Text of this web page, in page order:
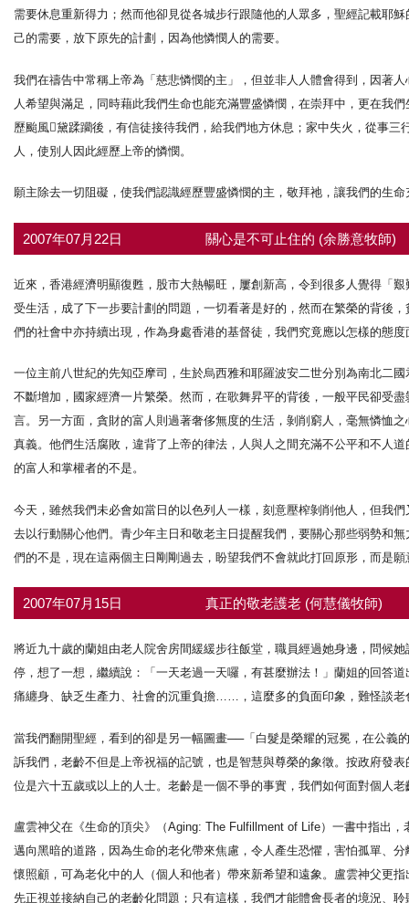
需要休息重新得力；然而他卻見從各城步行跟隨他的人眾多，聖經記載耶
己的需要，放下原先的計劃，因為他憐憫人的需要。
我們在禱告中常稱上帝為「慈悲憐憫的主」，但並非人人體會得到，因著
人希望與滿足，同時藉此我們生命也能充滿豐盛憐憫，在崇拜中，更在我
歷颱風黛蹂躪後，有信徒接待我們，給我們地方休息；家中失火，從事
人，使別人因此經歷上帝的憐憫。
願主除去一切阻礙，使我們認識經歷豐盛憐憫的主，敬拜祂，讓我們的生
2007年07月22日 關心是不可止住的 (余勝意牧師)
近來，香港經濟明顯復甦，股市大熱暢旺，屢創新高，令到很多人覺得「
受生活，成了下一步要計劃的問題，一切看著是好的，然而在繁榮的背後
們的社會中亦持續出現，作為身處香港的基督徒，我們究竟應以怎樣的態度
一位主前八世紀的先知亞摩司，生於烏西雅和耶羅波安二世分別為南北二
不斷增加，國家經濟一片繁榮。然而，在歌舞昇平的背後，一般平民卻受
言。另一方面，貪財的富人則過著奢侈無度的生活，剝削窮人，毫無憐恤
真義。他們生活腐敗，違背了上帝的律法，人與人之間充滿不公平和不人
的富人和掌權者的不是。
今天，雖然我們未必會如當日的以色列人一樣，刻意壓榨剝削他人，但我
去以行動關心他們。青少年主日和敬老主日提醒我們，要關心那些弱勢和
們的不是，現在這兩個主日剛剛過去，盼望我們不會就此打回原形，而是
2007年07月15日 真正的敬老護老 (何慧儀牧師)
將近九十歲的蘭姐由老人院舍房間緩緩步往飯堂，職員經過她身邊，問候
停，想了一想，繼續說：「一天老過一天囉，有甚麼辦法！」蘭姐的回答
痛纏身、缺乏生產力、社會的沉重負擔……，這麼多的負面印象，難怪談老
當我們翻開聖經，看到的卻是另一幅圖畫──「白髮是榮耀的冠冕，在公義
訴我們，老齡不但是上帝祝福的記號，也是智慧與尊榮的象徵。按政府發
位是六十五歲或以上的人士。老齡是一個不爭的事實，我們如何面對個人
盧雲神父在《生命的頂尖》（Aging: The Fulfillment of Life）一書中指出
邁向黑暗的道路，因為生命的老化帶來焦慮，令人產生恐懼，害怕孤單、
懷照顧，可為老化中的人（個人和他者）帶來新希望和遠象。盧雲神父更
先正視並接納自己的老齡化問題；只有這樣，我們才能體會長者的境況、